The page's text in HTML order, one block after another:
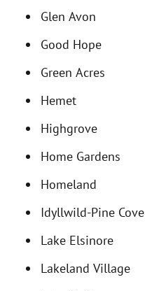
Glen Avon
Good Hope
Green Acres
Hemet
Highgrove
Home Gardens
Homeland
Idyllwild-Pine Cove
Lake Elsinore
Lakeland Village